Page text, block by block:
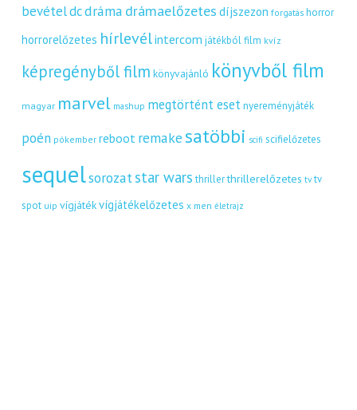
bevételdcdráma drámaelőzetes díjszezon forgatás horror
horrorelőzetes hírlevélintercom játékból film kvíz
képregényből film könyvajánló könyvből film
magyar marvel mashup megtörtént eset nyereményjáték
poén pókember reboot remakesatöbbi scifi scifielőzetes
sequelsorozatstar wars thriller thrillerelőzetes tv tv
spot uip vígjátékvígjátékelőzetes x men életrajz